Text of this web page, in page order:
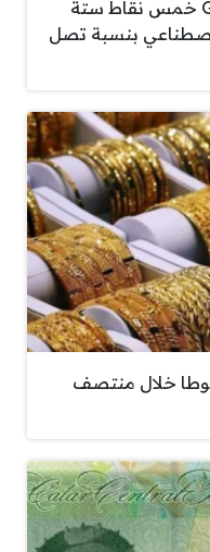
أوبن إيه آي تعلن عن إطلاق GPT خمس نقاط ستة
بنسبة تصل
خلال منتصف